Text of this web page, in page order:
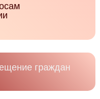
граждан